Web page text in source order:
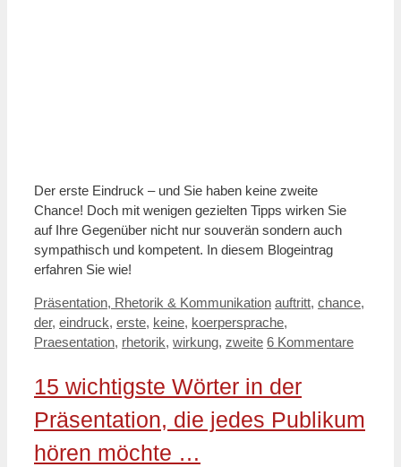
Der erste Eindruck – und Sie haben keine zweite
Chance! Doch mit wenigen gezielten Tipps wirken Sie
auf Ihre Gegenüber nicht nur souverän sondern auch
sympathisch und kompetent. In diesem Blogeintrag
erfahren Sie wie!
Kategorien
Präsentation, Rhetorik & Kommunikation Schlagwörter
auftritt, chance,
der, eindruck, erste, keine, koerpersprache,
Praesentation, rhetorik, wirkung, zweite 6 Kommentare
15 wichtigste Wörter in der
Präsentation, die jedes Publikum
hören möchte …